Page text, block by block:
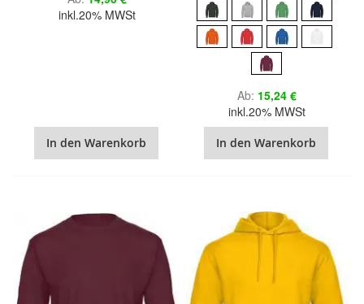
inkl.20% MWSt
In den Warenkorb
Ab 15,24 €
inkl.20% MWSt
In den Warenkorb